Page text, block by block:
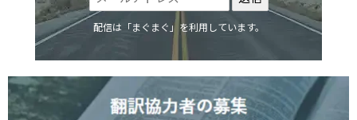
配信は「まぐまぐ」を利用しています。